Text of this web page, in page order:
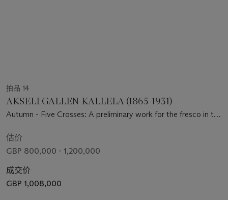
拍品 14
AKSELI GALLEN-KALLELA (1865-1931)
Autumn - Five Crosses: A preliminary work for the fresco in the
估价
GBP 800,000 - 1,200,000
成交价
GBP 1,008,000